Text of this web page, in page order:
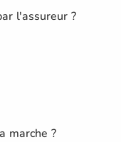
l'assureur ?
marche ?